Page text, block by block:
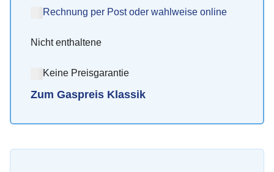
Rechnung per Post oder wahlweise online
Nicht enthaltene
Keine Preisgarantie
Zum Gaspreis Klassik